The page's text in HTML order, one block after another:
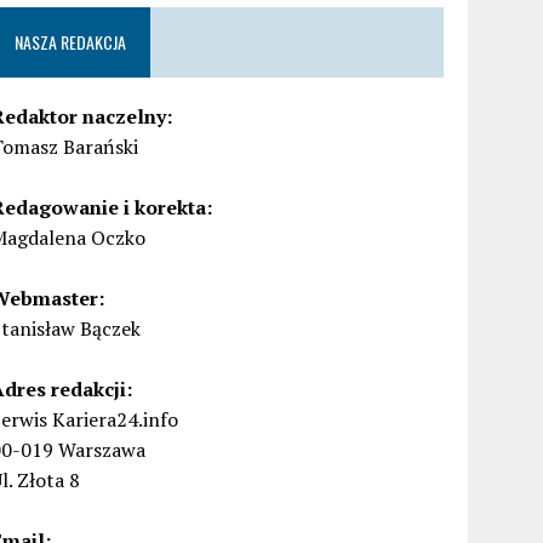
NASZA REDAKCJA
naczelny:
Barański
i korekta:
Oczko
Bączek
redakcji:
Kariera24.info
019 Warszawa
Złota 8